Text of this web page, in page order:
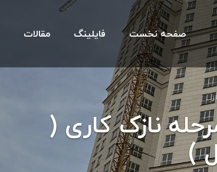
نازک کاری (
)
صفحه نخست فایلینگ مقالات